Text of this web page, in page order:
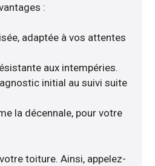
:
adaptée à vos attentes
aux intempéries.
initial au suivi suite
la décennale, pour votre
toiture. Ainsi, appelez-